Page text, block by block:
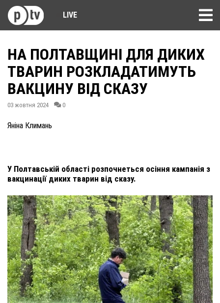
LIVE
НА ПОЛТАВЩИНІ ДЛЯ ДИКИХ
ТВАРИН РОЗКЛАДАТИМУТЬ
ВАКЦИНУ ВІД СКАЗУ
03 жовтня 2024 0
Яніна Климань
У Полтавській області розпочнеться осіння кампанія з
вакцинації диких тварин від сказу.